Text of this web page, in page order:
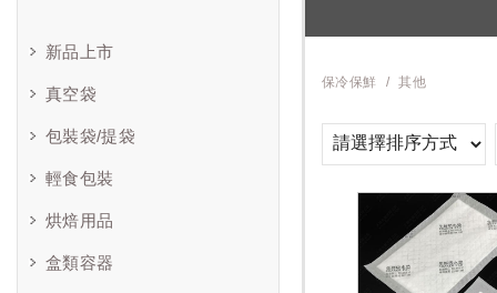
新品上市
真空袋
包裝袋/提袋
輕食包裝
烘焙用品
盒類容器
保冷保鮮 其他